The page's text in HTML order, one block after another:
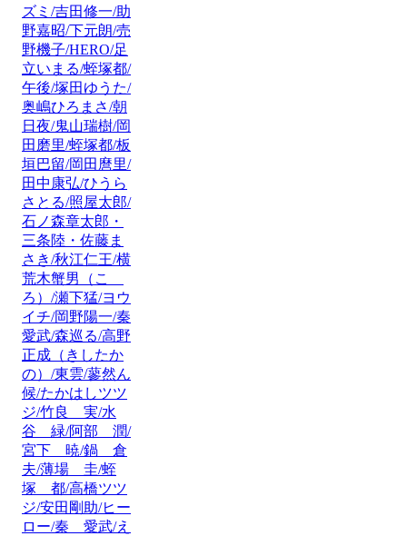
ズミ/吉田修一/助
野嘉昭/下元朗/売
野機子/HERO/足
立いまる/蛭塚都/
午後/塚田ゆうた/
奥嶋ひろまさ/朝
日夜/鬼山瑞樹/岡
田磨里/蛭塚都/板
垣巴留/岡田麿里/
田中康弘/ひうら
さとる/照屋太郎/
石ノ森章太郎・
三条陸・佐藤ま
さき/秋江仁王/横
荒木蟹男（こゝ
ろ）/瀬下猛/ヨウ
イチ/岡野陽一/秦
愛武/森巡る/高野
正成（きしたか
の）/東雲/蓼然ん
候/たかはしツツ
ジ/竹良 実/水
谷 緑/阿部 潤/
宮下 暁/鍋 倉
夫/薄場 圭/蛭
塚 都/高橋ツツ
ジ/安田剛助/ヒー
ロー/秦 愛武/え